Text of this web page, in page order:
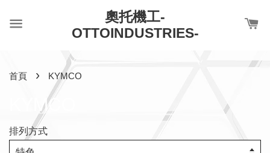
奧托機工-
OTTOINDUSTRIES-
首頁 › KYMCO
KYMCO
排列方式